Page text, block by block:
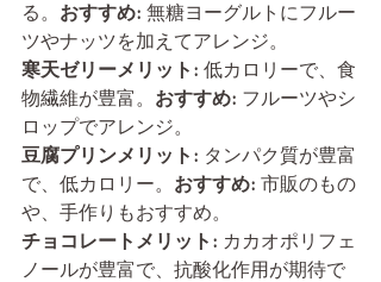
る。 おすすめ: 無糖ヨーグルトにフルー
ツやナッツを加えてアレンジ。
寒天ゼリーメリット: 低カロリーで、食
物繊維が豊富。 おすすめ: フルーツやシ
ロップでアレンジ。
豆腐プリンメリット: タンパク質が豊富
で、低カロリー。 おすすめ: 市販のもの
や、手作りもおすすめ。
チョコレートメリット: カカオポリフェ
ノールが豊富で、抗酸化作用が期待で